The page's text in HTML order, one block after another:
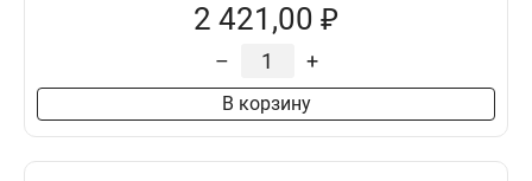
2 421,00 ₽
– +
В корзину